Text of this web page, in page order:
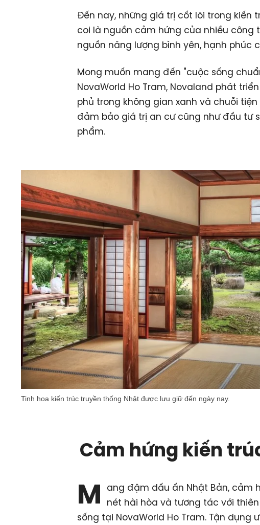
Đến nay, những giá trị cốt lõi trong kiến
coi là nguồn cảm hứng của nhiều công
nguồn năng lượng bình yên, hạnh phúc
Mong muốn mang đến "cuộc sống
NovaWorld Ho Tram, Novaland phát
phủ trong không gian xanh và chuỗi
đảm bảo giá trị an cư cũng như đầu tư
phẩm.
Tinh hoa kiến trúc truyền thống Nhật được lưu giữ đến ngày nay.
Cảm hứng kiến
M ang đậm dấu ấn Nhật Bản, cảm
nét hài hòa và tương tác với
sống tại NovaWorld Ho Tram. Tận dụng